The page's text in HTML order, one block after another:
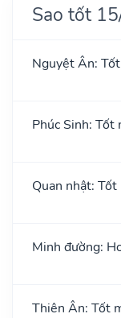
Sao tốt
Nguyệt Ân:
Phúc Sinh: Tốt
Quan nhật:
Minh đường:
Thiên Ân: Tốt